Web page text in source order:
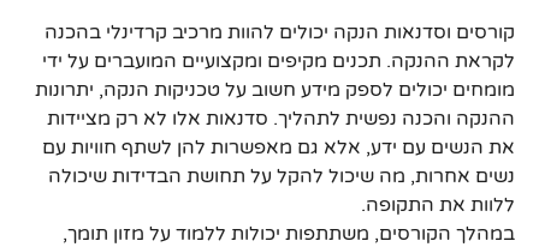
קורסים וסדנאות הנקה יכולים להוות מרכיב קרדינלי בהכנה
לקראת ההנקה. תכנים מקיפים ומקצועיים המועברים על ידי
מומחים יכולים לספק מידע חשוב על טכניקות הנקה, יתרונות
ההנקה והכנה נפשית לתהליך. סדנאות אלו לא רק מציידות
את הנשים עם ידע, אלא גם מאפשרות להן לשתף חוויות עם
נשים אחרות, מה שיכול להקל על תחושת הבדידות שיכולה
ללוות את התקופה.
במהלך הקורסים, משתתפות יכולות ללמוד על מזון תומך,